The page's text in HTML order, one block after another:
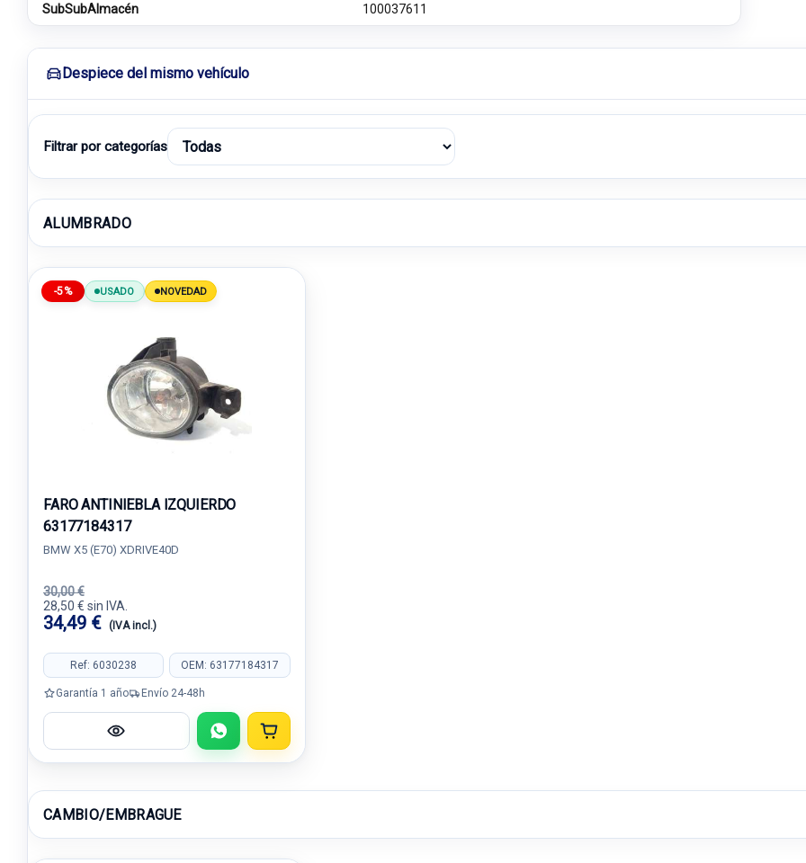
SubSubAlmacén 100037611
Despiece del mismo vehículo
Filtrar por categorías
ALUMBRADO
-5% USADO NOVEDAD
FARO ANTINIEBLA IZQUIERDO
63177184317
BMW X5 (E70) XDRIVE40D
30,00 €
28,50 € sin IVA.
34,49 € (IVA incl.)
Ref: 6030238 OEM: 63177184317
Garantía 1 año Envío 24-48h
CAMBIO/EMBRAGUE